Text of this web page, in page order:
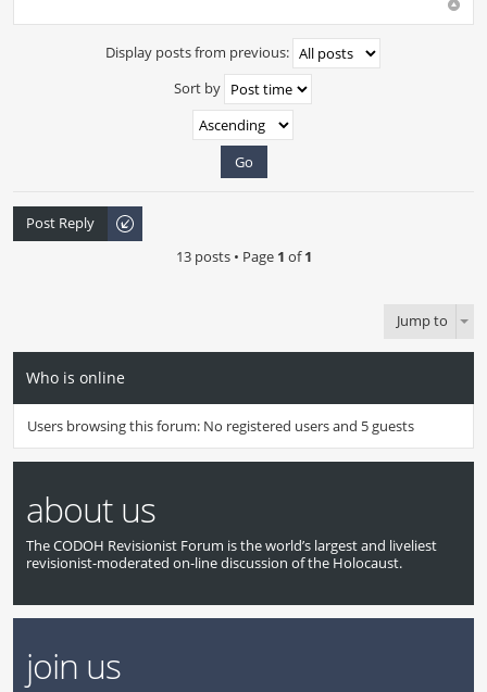
Display posts from previous:
Sort by
Post Reply
13 posts • Page 1 of1
Jump to
Who is online
Users browsing this forum: No registered users and 5 guests
about us
The CODOH Revisionist Forum is the world’s largest and liveliest
revisionist-moderated on-line discussion of the Holocaust.
join us